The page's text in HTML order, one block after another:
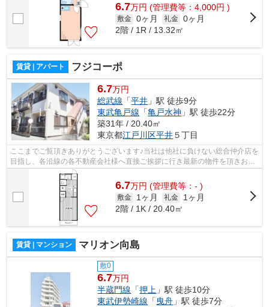
6.7万円 (管理費等：4,000円 )
敷金 0ヶ月 礼金 0ヶ月
2階 / 1R / 13.32㎡
賃貸 | アパート フジコーポ
6.7万円
総武線 「平井 」駅 徒歩9分
東武亀戸線 「亀戸水神 」駅 徒歩22分
築31年 / 20.40㎡
東京都江戸川区平井５丁目
ここまでご覧頂きありがとうございます♪当社は他社に負けない総合仲介店を
目指し、各沿線の各不動産会社様へ直接ご挨拶に行き最新の物件を頂きお客
様へ提供しております！最新の情報は...
6.7万円 (管理費等：- )
敷金 1ヶ月 礼金
1ヶ月
2階 / 1K / 20.40㎡
賃貸 | マンション マリオン向島
敷0
6.7万円
半蔵門線 「押上 」駅 徒歩10分
東武伊勢崎線 「 曳舟 」駅 徒歩7分